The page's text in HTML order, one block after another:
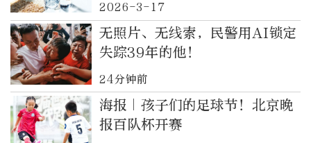
2026-3-17
无照片、无线索，民警用AI锁定
失踪39年的他！
24分钟前
海报｜孩子们的足球节！北京晚
报百队杯开赛